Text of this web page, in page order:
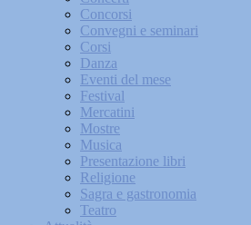
Concorsi
Convegni e seminari
Corsi
Danza
Eventi del mese
Festival
Mercatini
Mostre
Musica
Presentazione libri
Religione
Sagra e gastronomia
Teatro